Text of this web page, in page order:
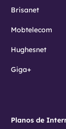
Brisanet
Mobtelecom
Hughesnet
Giga+
Planos de